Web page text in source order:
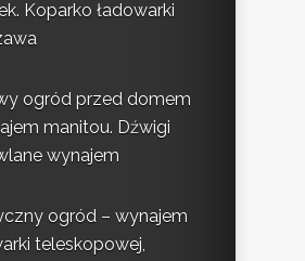
Koparko ładowarki
ogród przed domem
manitou. Dźwigi
wynajem
ogród – wynajem
teleskopowej,